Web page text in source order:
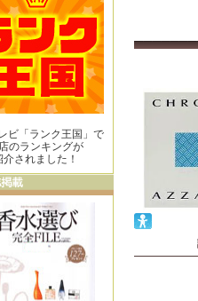
ビ「ランク王国」で
のランキングが
介されました！